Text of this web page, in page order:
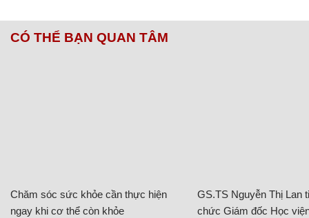
CÓ THỂ BẠN QUAN TÂM
Chăm sóc sức khỏe cần thực hiện
ngay khi cơ thể còn khỏe
GS.TS Nguyễn Thị Lan
chức Giám đốc Học